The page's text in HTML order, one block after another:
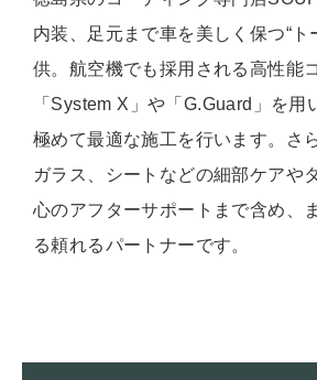
内装、足元まで車を美しく保つ“ト
供。航空機でも採用される高性能
「System X」や「G.Guard」を用
極めて最適な施工を行います。さ
ガラス、シートなどの細部ケアや
心のアフターサポートまで含め、
る頼れるパートナーです。